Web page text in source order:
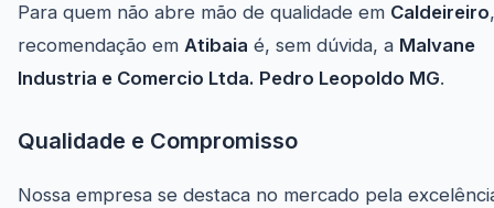
Para quem não abre mão de qualidade em Caldeireiro
recomendação em Atibaia é, sem dúvida, a Malvane
Industria e Comercio Ltda. Pedro Leopoldo MG.
Qualidade e Compromisso
Nossa empresa se destaca no mercado pela